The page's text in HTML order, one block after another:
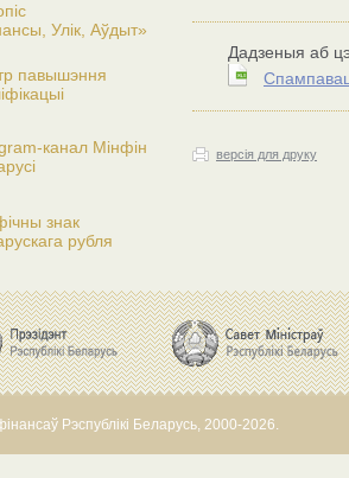
Улік, Аўдыт»
павышэння
канал Мінфін
знак
рубля
Дадзеныя аб
версія для друку
Рэспублікі Беларусь, 2000-2026.